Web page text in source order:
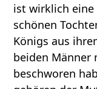
ist wirklich
schönen
Königs aus
beiden Männer
beschworen